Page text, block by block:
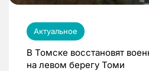
Актуальное
В Томске восстановят
на левом берегу Томи